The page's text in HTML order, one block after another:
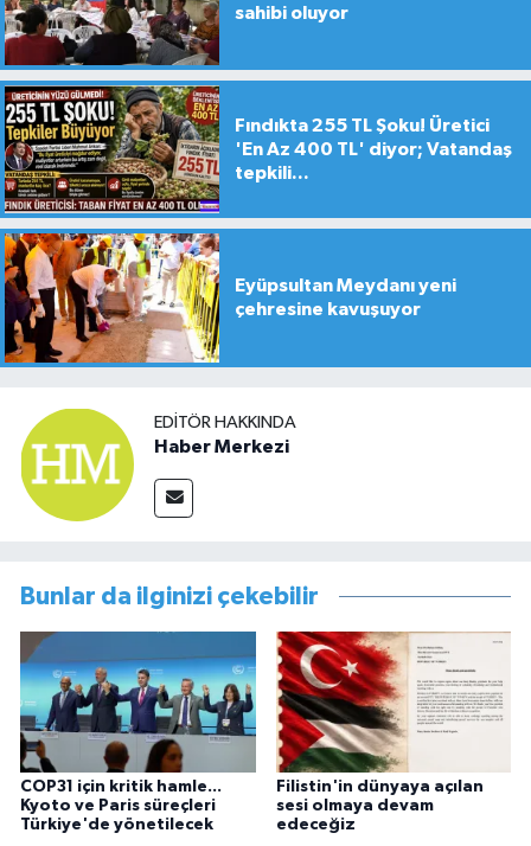
sahibi oluyor
Fındıkta 255 TL Şoku! Üretici
'En Az 400 TL' diyor; Vatandaş
tepkili...
Eyüpsultan Meydanı yeni
çehresine kavuşuyor
EDITÖR HAKKINDA
Haber Merkezi
Bunlar da ilginizi çekebilir
COP31 için kritik hamle...
Kyoto ve Paris süreçleri
Türkiye'de yönetilecek
Filistin'in dünyaya açılan
sesi olmaya devam
edeceğiz